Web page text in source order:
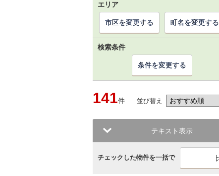
エリア
市区を変更する 町名を変更する
検索条件
条件を変更する
141件 並び替え
テキスト表示
チェックした物件を一括で